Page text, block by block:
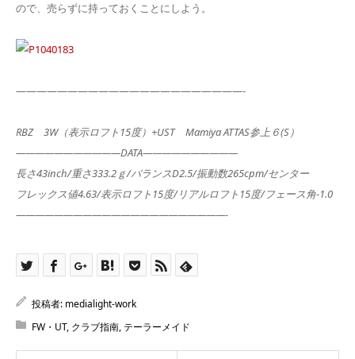
ので、売らずに持っておくことにしよう。
——————————————————————-
RBZ 3W（表示ロフト15度）+UST Mamiya ATTAS参上６(S）
———————————DATA——————————
長さ43inch/重さ333.2ｇ/バランスD2.5/振動数265cpm/センター
フレックス値4.63/表示ロフト15度/リアルロフト15度/フェース角-1.0
——————————————————————-
投稿者: medialight-work
FW・UT, クラブ指南,テーラーメイド